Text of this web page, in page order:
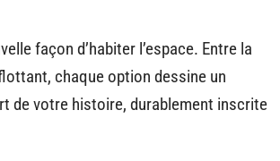
façon d’habiter l’espace. Entre la
chaque option dessine un
de votre histoire, durablement inscrite